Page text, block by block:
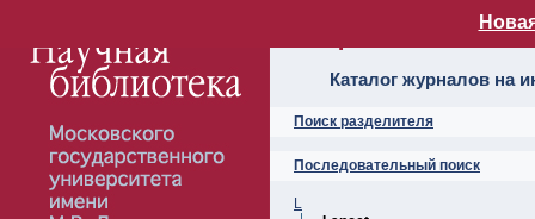
Алфавитный
Каталог журналов на
Поиск разделителя
Последовательный поиск
L